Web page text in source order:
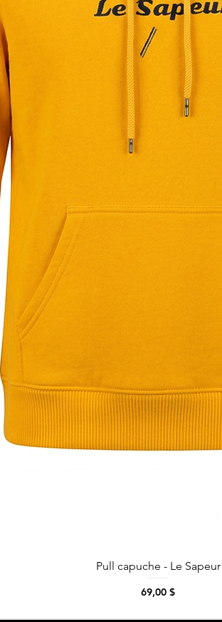
Aperçu rapide
Pull capuche - Le Sapeur
Prix
69,00 $